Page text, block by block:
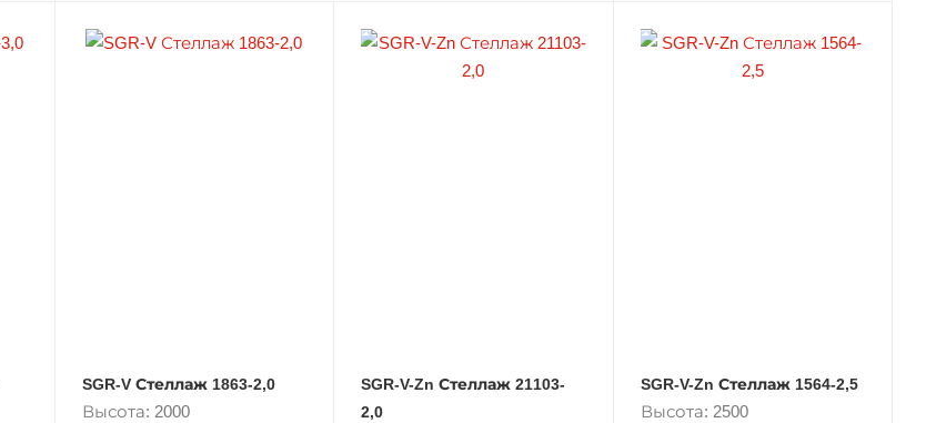
SGR-V Стеллаж 1863-2,0
Высота: 2000
SGR-V-Zn Стеллаж 21103-
2,0
SGR-V-Zn Стеллаж 1564-2,5
Высота: 2500